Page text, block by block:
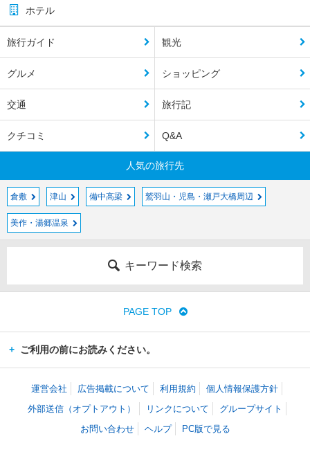
ホテル
旅行ガイド 観光
グルメ ショッピング
交通 旅行記
クチコミ Q&A
人気の旅行先
倉敷 津山 備中高梁 鷲羽山・児島・瀬戸大橋周辺
美作・湯郷温泉
キーワード検索
PAGE TOP
ご利用の前にお読みください。
運営会社 広告掲載について 利用規約
個人情報保護方針
外部送信（オプトアウト）
リンクについて
グループサイト
お問い合わせ
ヘルプ PC版で見る